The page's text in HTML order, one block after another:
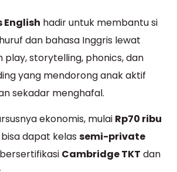
English hadir untuk membantu si
dan bahasa Inggris lewat
play, storytelling, phonics, dan
yang mendorong anak aktif
sekadar menghafal.
ekonomis, mulai Rp70 ribu
dapat kelas semi-private
Cambridge TKT dan